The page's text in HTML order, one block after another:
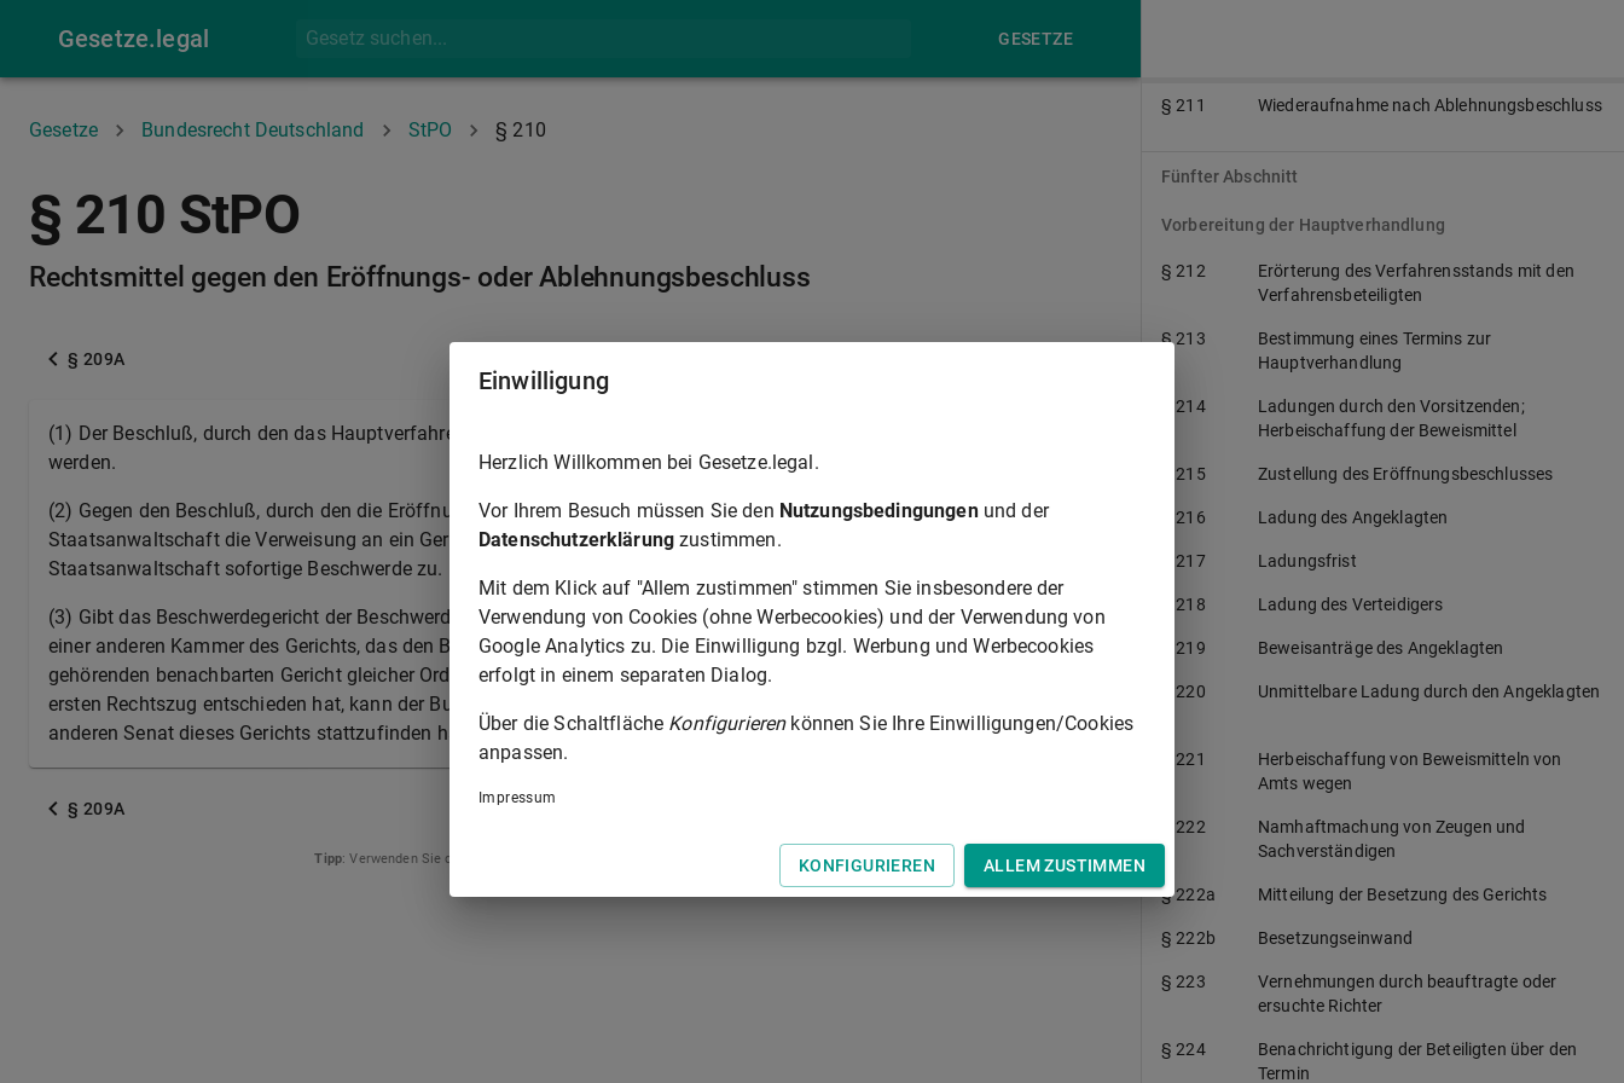
Gesetze.legal GESETZE
Gesetze Bundesrecht Deutschland StPO § 210
§ 210 StPO
Rechtsmittel gegen den Eröffnungs- oder Ablehnungsbeschluss
§ 209A
(1) Der Beschluß, durch den das Hauptverfahren eröffnet worden ist, kann von dem Angeklagten nicht angefochten
werden.
(2) Gegen den Beschluß, durch den die Eröffnung des Hauptverfahrens abgelehnt oder abweichend von dem Antrag der
Staatsanwaltschaft die Verweisung an ein Gericht niederer Ordnung ausgesprochen worden ist, steht der
Staatsanwaltschaft sofortige Beschwerde zu.
(3) Gibt das Beschwerdegericht der Beschwerde statt, so kann es zugleich bestimmen, daß die Hauptverhandlung vor
einer anderen Kammer des Gerichts, das den Beschluß nach Absatz 2 erlassen hat, oder vor einem zu demselben Land
gehörenden benachbarten Gericht gleicher Ordnung stattzufinden hat. In Verfahren, in denen ein Oberlandesgericht im
ersten Rechtszug entschieden hat, kann der Bundesgerichtshof bestimmen, daß die Hauptverhandlung vor einem
anderen Senat dieses Gerichts stattzufinden hat.
§ 209A
Tipp: Verwenden Sie die Pfeiltasten der Tastatur zur Navigation zwischen Normen.
§ 211 Wiederaufnahme nach Ablehnungsbeschluss
Fünfter Abschnitt
Vorbereitung der Hauptverhandlung
§ 212
Erörterung des Verfahrensstands mit den
Verfahrensbeteiligten
§ 213
Bestimmung eines Termins zur
Hauptverhandlung
§ 214
Ladungen durch den Vorsitzenden;
Herbeischaffung der Beweismittel
§ 215 Zustellung des Eröffnungsbeschlusses
§ 216 Ladung des Angeklagten
§ 217 Ladungsfrist
§ 218 Ladung des Verteidigers
§ 219 Beweisanträge des Angeklagten
§ 220 Unmittelbare Ladung durch den Angeklagten
§ 221
Herbeischaffung von Beweismitteln von
Amts wegen
§ 222
Namhaftmachung von Zeugen und
Sachverständigen
§ 222a Mitteilung der Besetzung des Gerichts
§ 222b Besetzungseinwand
§ 223
Vernehmungen durch beauftragte oder
ersuchte Richter
§ 224
Benachrichtigung der Beteiligten über den
Termin
Einwilligung
Herzlich Willkommen bei Gesetze.legal.
Vor Ihrem Besuch müssen Sie den Nutzungsbedingungenund der
Datenschutzerklärung zustimmen.
Mit dem Klick auf "Allem zustimmen" stimmen Sie insbesondere der
Verwendung von Cookies (ohne Werbecookies) und der Verwendung von
Google Analytics zu. Die Einwilligung bzgl. Werbung und Werbecookies
erfolgt in einem separaten Dialog.
Über die Schaltfläche Konfigurierenkönnen Sie Ihre Einwilligungen/Cookies
anpassen.
Impressum
KONFIGURIEREN ALLEM ZUSTIMMEN